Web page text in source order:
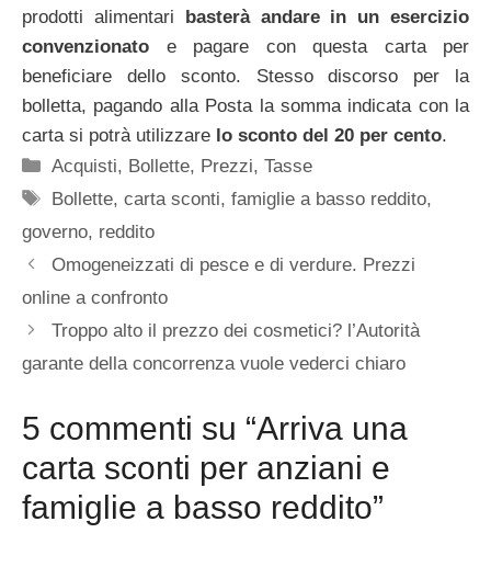
prodotti alimentari basterà andare in un esercizio
convenzionato e pagare con questa carta per
beneficiare dello sconto. Stesso discorso per la
bolletta, pagando alla Posta la somma indicata con la
carta si potrà utilizzare lo sconto del 20 per cento.
Categorie
Acquisti, Bollette, Prezzi,Tasse
Tag
Bollette,carta sconti,famiglie a basso reddito,
governo, reddito
Omogeneizzati di pesce e di verdure. Prezzi
online a confronto
Troppo alto il prezzo dei cosmetici? l’Autorità
garante della concorrenza vuole vederci chiaro
5 commenti su “Arriva una
carta sconti per anziani e
famiglie a basso reddito”